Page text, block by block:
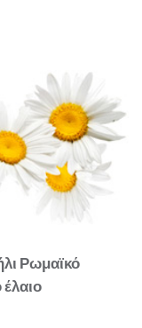
Ρωμαϊκό
έλαιο